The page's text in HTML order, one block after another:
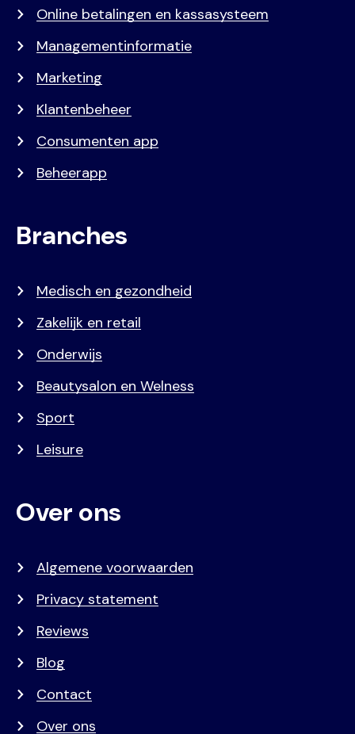
Online betalingen en kassasysteem
Managementinformatie
Marketing
Klantenbeheer
Consumenten app
Beheerapp
Branches
Medisch en gezondheid
Zakelijk en retail
Onderwijs
Beautysalon en Welness
Sport
Leisure
Over ons
Algemene voorwaarden
Privacy statement
Reviews
Blog
Contact
Over ons